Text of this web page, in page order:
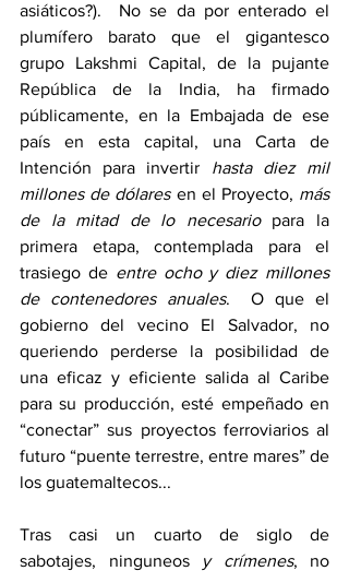
asiáticos?).  No se da por enterado el
plumífero barato que el gigantesco
grupo Lakshmi Capital, de la pujante
República de la India, ha firmado
públicamente, en la Embajada de ese
país en esta capital, una Carta de
Intención para invertir hasta diez mil
millones de dólares en el Proyecto, más
de la mitad de lo necesario para la
primera etapa, contemplada para el
trasiego de entre ocho y diez millones
de contenedores anuales.  O que el
gobierno del vecino El Salvador, no
queriendo perderse la posibilidad de
una eficaz y eficiente salida al Caribe
para su producción, esté empeñado en
“conectar” sus proyectos ferroviarios al
futuro “puente terrestre, entre mares” de
los guatemaltecos...
Tras casi un cuarto de siglo de
sabotajes, ninguneos
y crímenes, no